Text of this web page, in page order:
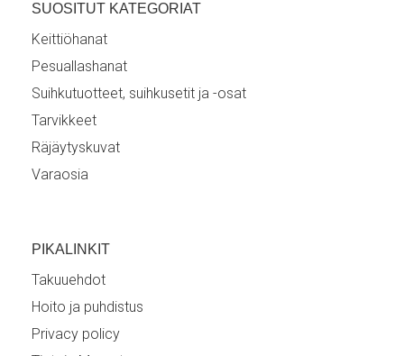
SUOSITUT KATEGORIAT
Keittiöhanat
Pesuallashanat
Suihkutuotteet, suihkusetit ja -osat
Tarvikkeet
Räjäytyskuvat
Varaosia
PIKALINKIT
Takuuehdot
Hoito ja puhdistus
Privacy policy